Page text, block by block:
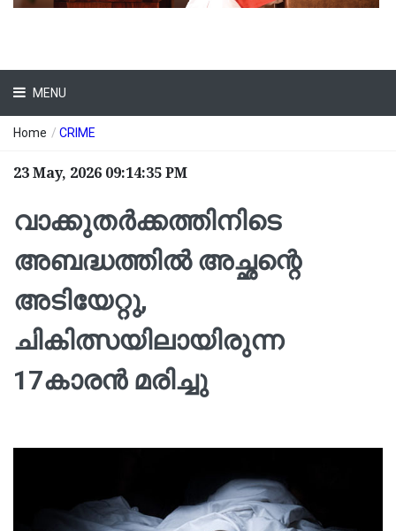
MENU
Home / CRIME
23 May, 2026 09:14:35 PM
വാക്കുതർക്കത്തിനിടെ
അബദ്ധത്തിൽ അച്ഛന്റെ
അടിയേറ്റു,
ചികിത്സയിലായിരുന്ന
17കാരൻ മരിച്ചു